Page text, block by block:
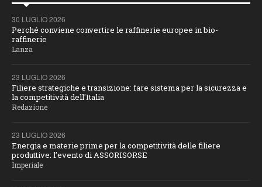
30 LUGLIO 2026
Perché conviene convertire le raffinerie europee in bio-
raffinerie
Lanza
23 LUGLIO 2026
Filiere strategiche e transizione: fare sistema per la sicurezza e
la competitività dell'Italia
Redazione
23 LUGLIO 2026
Energia e materie prime per la competitività delle filiere
produttive: l’evento di ASSORISORSE
Imperiale